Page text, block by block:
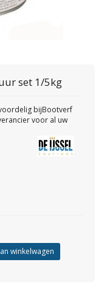
set 1/5kg
bijBootverf
voor al uw
winkelwagen